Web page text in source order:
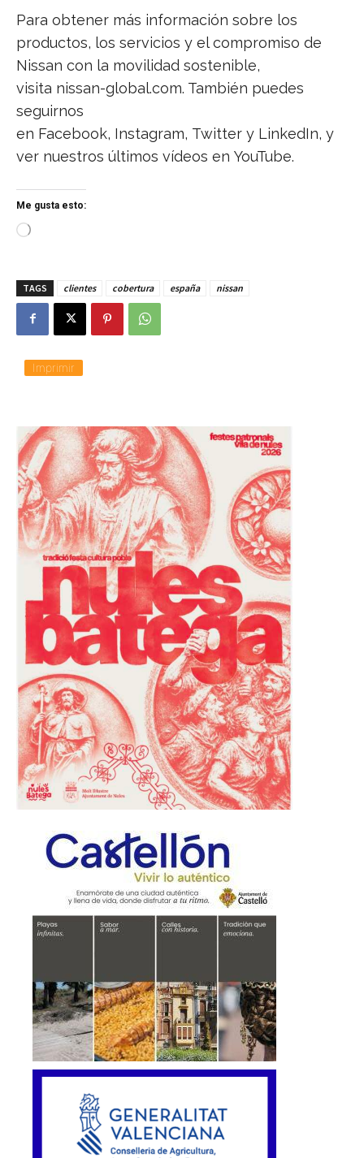
Para obtener más información sobre los
productos, los servicios y el compromiso de
Nissan con la movilidad sostenible,
visita nissan-global.com. También puedes
seguirnos
en Facebook, Instagram, Twitter y LinkedIn, y
ver nuestros últimos vídeos en YouTube.
Me gusta esto:
C
a
n
d
o
TAGS clientes cobertura españa nissan
Imprimir